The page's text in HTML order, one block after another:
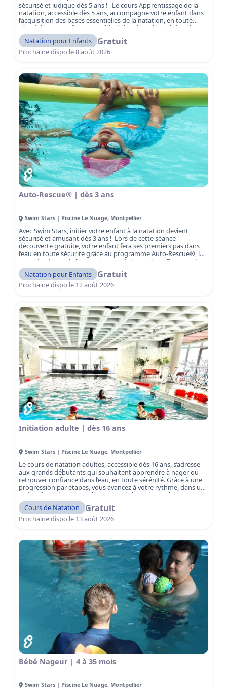
sécurisé et ludique dès 5 ans ! Le cours Apprentissage de la
natation, accessible dès 5 ans, accompagne votre enfant dans
l’acquisition des bases essentielles de la natation, en toute
sécurité. Votre enfant consolide d’abord sa sécurité dans l’eau,
avant de développer progressivement son autonomie et sa
technique de nage. Encadré par des maîtres-nageurs qualifiés,
il apprend à maîtriser les fondamentaux — respiration,
équilibre et déplacements — pour gagner confiance et aisance
respectent le rythme de chaque enfant.
Réservez dès
maintenant votre séance découverte gratuite et offrez à votre
enfant sa première expérience réussie dans l’eau !
Natation pour Enfants Gratuit
Prochaine dispo le8 août 2026
Auto-Rescue® | dès 3 ans
Swim Stars | Piscine Le Nuage, Montpellier
Avec Swim Stars, initier votre enfant à la natation devient
sécurisé et amusant dès 3 ans ! Lors de cette séance
découverte gratuite, votre enfant fera ses premiers pas dans
l’eau en toute sécurité grâce au programme Auto-Rescue®, la
première étape de l’apprentissage de la natation. Il apprendra
les réflexes de survie essentiels en cas de chute dans l’eau tout
en découvrant les bases pour nager. Sous l’œil attentif de
maîtres-nageurs qualifiés, votre enfant apprendra à sauter,
flotter, nager et sortir de l’eau seul, dans un environnement
maintenant !
Natation pour Enfants Gratuit
Prochaine dispo le 12 août 2026
Initiation adulte | dès 16 ans
Swim Stars | Piscine Le Nuage, Montpellier
Le cours de natation adultes, accessible dès 16 ans, s’adresse
aux grands débutants qui souhaitent apprendre à nager ou
retrouver confiance dans l’eau, en toute sérénité. Grâce à une
progression par étapes, vous avancez à votre rythme, dans un
cadre sécurisé et bienveillant. Encadré par des maîtres-
nageurs qualifiés, vous apprenez les bases essentielles de la
natation : respiration, équilibre, flottaison et déplacements,
pour devenir autonome dans l’eau, même lorsque vous n’avez
plus pied. Ici, pas de pression ni de jugement : l’objectif est
gratuite et osez enfin vous sentir à l’aise dans l’eau !
Cours de Natation Gratuit
Prochaine dispo le 13 août 2026
Bébé Nageur | 4 à 35 mois
Swim Stars | Piscine Le Nuage, Montpellier